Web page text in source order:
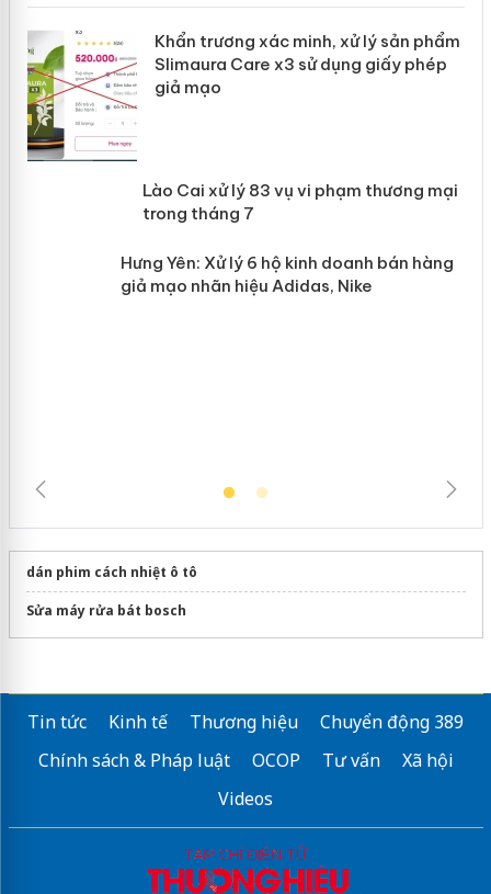
Khẩn trương xác minh, xử lý sản phẩm
Slimaura Care x3 sử dụng giấy phép
giả mạo
Lào Cai xử lý 83 vụ vi phạm thương
mại trong tháng 7
dán phim cách nhiệt ô tô
Sửa máy rửa bát bosch
Tin tức Kinh tế Thương hiệu
Chuyển động 389
Chính sách & Pháp luật
OCOP Tư vấn
Xã hội
Videos